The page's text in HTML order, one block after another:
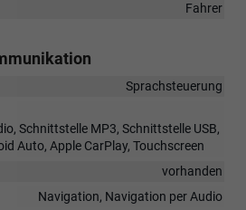
Fahrer
Sprachsteuerung
Schnittstelle MP3, Schnittstelle USB,
Auto, Apple CarPlay, Touchscreen
vorhanden
Navigation, Navigation per Audio